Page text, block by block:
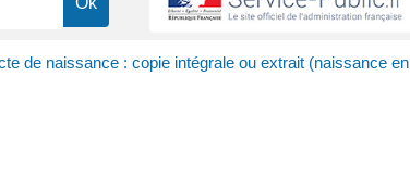
de naissance : copie intégrale ou extrait (naissance en